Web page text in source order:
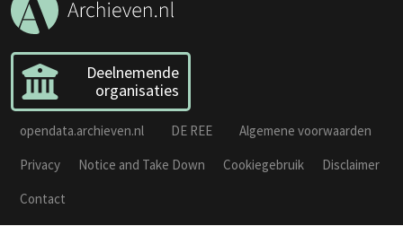
Deelnemende
organisaties
opendata.archieven.nl DE REE
Algemene voorwaarden
Privacy
Notice and Take Down Cookiegebruik
Disclaimer
Contact